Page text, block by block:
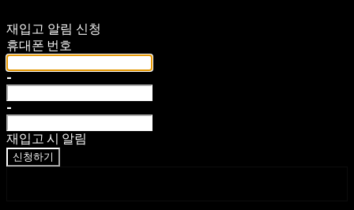
재입고 알림 신청
휴대폰 번호
-
-
재입고 시 알림
신청하기